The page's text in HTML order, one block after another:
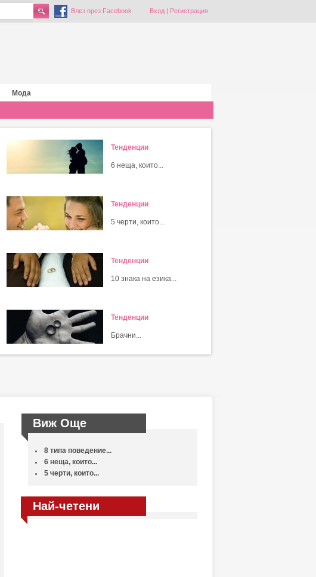
Влез през Facebook Вход| Регистрация
Мода
Тенденции
6 неща, които...
Тенденции
5 черти, които...
Тенденции
10 знака на езика...
Тенденции
Брачни...
Виж Още
8 типа поведение...
6 неща, които...
5 черти, които...
Най-четени